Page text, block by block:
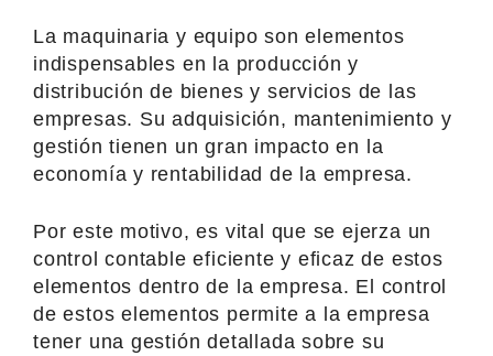
La maquinaria y equipo son elementos
indispensables en la producción y
distribución de bienes y servicios de las
empresas. Su adquisición, mantenimiento y
gestión tienen un gran impacto en la
economía y rentabilidad de la empresa.
Por este motivo, es vital que se ejerza un
control contable eficiente y eficaz de estos
elementos dentro de la empresa. El control
de estos elementos permite a la empresa
tener una gestión detallada sobre su